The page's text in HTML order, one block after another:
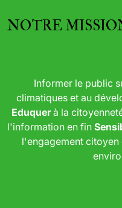
NOTRE
Informer le public
climatiques et au
Eduquerà la
l'information en fin
l'engagement citoyen